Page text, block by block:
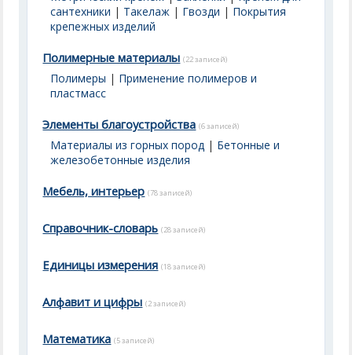
сантехники | Такелаж | Гвозди | Покрытия
крепежных изделий
Полимерные материалы (22 записей)
Полимеры | Применение полимеров и
пластмасс
Элементы благоустройства (6 записей)
Материалы из горных пород | Бетонные и
железобетонные изделия
Мебель, интерьер (78 записей)
Справочник-словарь (28 записей)
Единицы измерения (18 записей)
Алфавит и цифры (2 записей)
Математика (5 записей)